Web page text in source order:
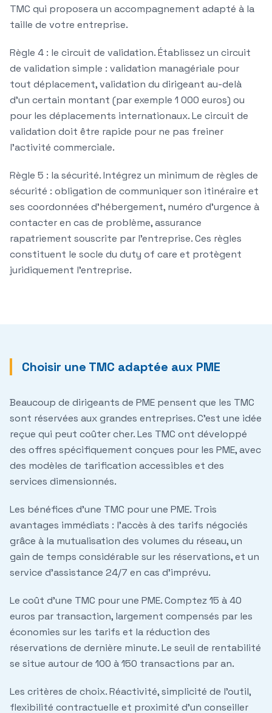
TMC qui proposera un accompagnement adapté à la
taille de votre entreprise.
Règle 4 : le circuit de validation.Établissez un circuit
de validation simple : validation managériale pour
tout déplacement, validation du dirigeant au-delà
d'un certain montant (par exemple 1 000 euros) ou
pour les déplacements internationaux. Le circuit de
validation doit être rapide pour ne pas freiner
l'activité commerciale.
Règle 5 : la sécurité.Intégrez un minimum de règles de
sécurité : obligation de communiquer son itinéraire et
ses coordonnées d'hébergement, numéro d'urgence à
contacter en cas de problème, assurance
rapatriement souscrite par l'entreprise. Ces règles
constituent le socle du duty of care et protègent
juridiquement l'entreprise.
Choisir une TMC adaptée aux PME
Beaucoup de dirigeants de PME pensent que les TMC
sont réservées aux grandes entreprises. C'est une idée
reçue qui peut coûter cher. Les TMC ont développé
des offres spécifiquement conçues pour les PME, avec
des modèles de tarification accessibles et des
services dimensionnés.
Les bénéfices d'une TMC pour une PME. Trois
avantages immédiats : l'accès à des tarifs négociés
grâce à la mutualisation des volumes du réseau, un
gain de temps considérable sur les réservations, et un
service d'assistance 24/7 en cas d'imprévu.
Le coût d'une TMC pour une PME.Comptez 15 à 40
euros par transaction, largement compensés par les
économies sur les tarifs et la réduction des
réservations de dernière minute. Le seuil de rentabilité
se situe autour de 100 à 150 transactions par an.
Les critères de choix.Réactivité, simplicité de l'outil,
flexibilité contractuelle et proximité d'un conseiller